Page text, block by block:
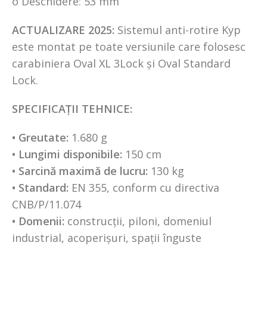
ACTUALIZARE 2025: Sistemul anti-rotire Kyp
este montat pe toate versiunile care folosesc
carabiniera Oval XL 3Lock și Oval Standard
Lock.
SPECIFICAȚII TEHNICE:
• Greutate: 1.680 g
• Lungimi disponibile: 150 cm
• Sarcină maximă de lucru: 130 kg
• Standard: EN 355, conform cu directiva
CNB/P/11.074
• Domenii: construcții, piloni, domeniul
industrial, acoperișuri, spații înguste